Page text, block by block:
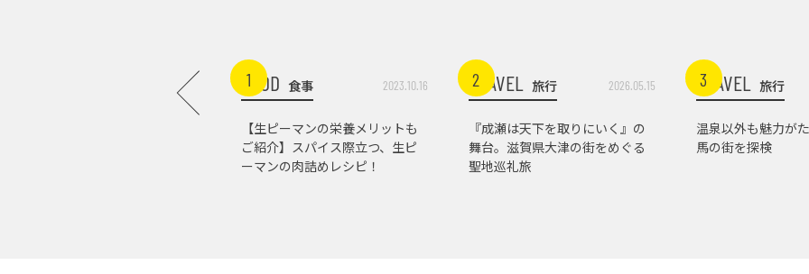
1FOOD 食事 2023.10.16
【生ピーマンの栄養メリットも
ご紹介】スパイス際立つ、生ピ
ーマンの肉詰めレシピ！
2
TRAVEL 旅行 2026.05.15
『成瀬は天下を取りにいく』の
舞台。滋賀県大津の街をめぐる
聖地巡礼旅
3
TRAVEL 旅行
温泉以外も魅力が
馬の街を探検